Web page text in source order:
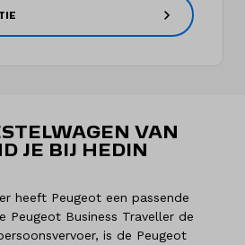
VAN
JE BIJ HEDIN
heeft Peugeot een passende
Peugeot Business Traveller de
is de Peugeot